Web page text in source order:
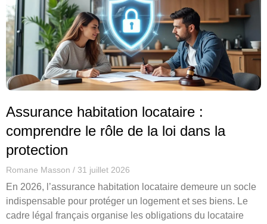
Assurance habitation locataire :
comprendre le rôle de la loi dans la
protection
Romane Masson 31 juillet 2026
En 2026, l’assurance habitation locataire demeure un socle
indispensable pour protéger un logement et ses biens. Le
cadre légal français organise les obligations du locataire